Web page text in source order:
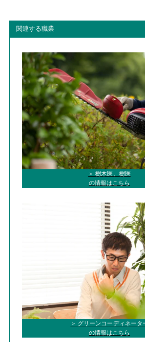
関連する職業
＞ 樹木医、樹医
の情報はこちら
＞ グリーンコーディネータ
の情報はこちら